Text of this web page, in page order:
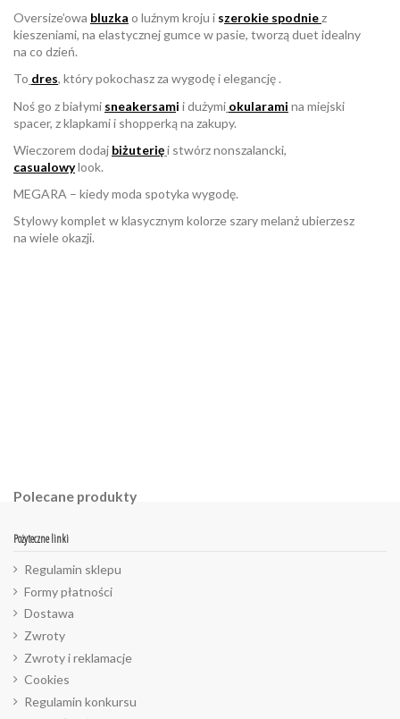
Oversize’owa bluzka o luźnym kroju i szerokie spodniez
kieszeniami, na elastycznej gumce w pasie, tworzą duet idealny
na co dzień.
To dres, który pokochasz za wygodę i elegancję .
Noś go z białymi sneakersami i dużymi okularami na miejski
spacer, z klapkami i shopperką na zakupy.
Wieczorem dodaj biżuterięi stwórz nonszalancki,
casualowylook.
MEGARA – kiedy moda spotyka wygodę.
Stylowy komplet w klasycznym kolorze szary melanż ubierzesz
na wiele okazji.
Polecane produkty
Pożyteczne linki
Regulamin sklepu
Formy płatności
Dostawa
Zwroty
Zwroty i reklamacje
Cookies
Regulamin konkursu